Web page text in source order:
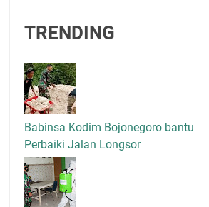
TRENDING
Babinsa Kodim Bojonegoro bantu
Perbaiki Jalan Longsor